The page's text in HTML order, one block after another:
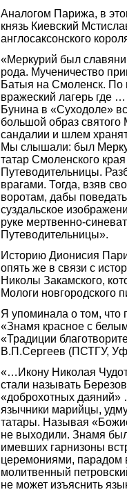
Аналогом Парижа, в
князь Киевский
англосаксонского
«Меркурий был
рода. Мученичество
Батыя на Смоленск.
вражеский лагерь где
Бунина в «Суходоле»
большой образ святого
сандалии и шлем
Мы слышали: был
татар Смоленского
Путеводительницы.
врагами. Тогда, взяв
воротам, дабы
суздальское
руке мертвенно-
Путеводительницы».
Историю Дионисия
опять же в связи с
Николы Закамского,
Мологи новгородского
Я упоминала о том, что
«Знамя красное с
«Традиции
В.П.Сергеев (ПСТГУ,
«…Икону Николая
стали называть
«доброхотных
язычники марийцы,
татары. Называя
не выходили. Знамя
имевших гарнизоны
церемониями, парадом
молитвенный
не может изъяснить